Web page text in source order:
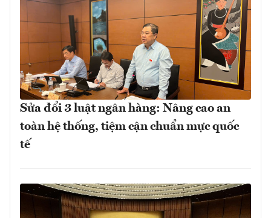
Sửa đổi 3 luật ngân hàng: Nâng cao an
toàn hệ thống, tiệm cận chuẩn mực quốc
tế